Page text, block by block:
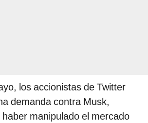
los accionistas de Twitter
demanda contra Musk,
manipulado el mercado